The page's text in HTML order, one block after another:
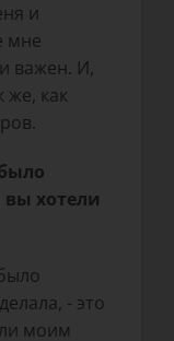
и
мне
важен. И,
же, как
хотели
- это
моим